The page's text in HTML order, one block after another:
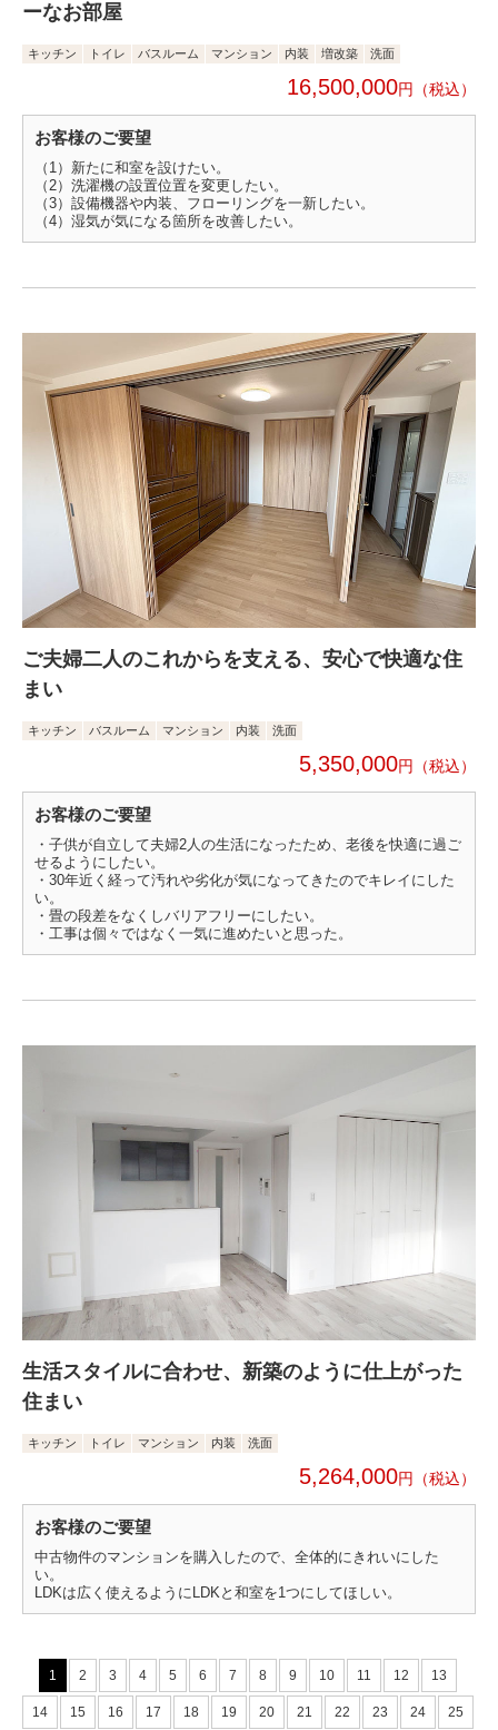
ーなお部屋
キッチン トイレ バスルーム マンション 内装 増改築 洗面
16,500,000円
お客様のご要望
（1）新たに和室を設けたい。
（2）洗濯機の設置位置を変更したい。
（3）設備機器や内装、フローリングを一新したい。
（4）湿気が気になる箇所を改善したい。
ご夫婦二人のこれからを支える、安心で快適な住
まい
キッチン バスルーム マンション 内装 洗面
5,350,000円
お客様のご要望
・子供が自立して夫婦2人の生活になったため、老後を快適に過ご
せるようにしたい。
・30年近く経って汚れや劣化が気になってきたのでキレイにした
い。
・畳の段差をなくしバリアフリーにしたい。
・工事は個々ではなく一気に進めたいと思った。
生活スタイルに合わせ、新築のように仕上がった
住まい
キッチン トイレ マンション 内装 洗面
5,264,000円
お客様のご要望
中古物件のマンションを購入したので、全体的にきれいにした
い。
LDKは広く使えるようにLDKと和室を1つにしてほしい。
1 2 3 4 5 6 7 8 9 10 11 12 13
14 15 16 17 18 19 20 21 22 23 24 25